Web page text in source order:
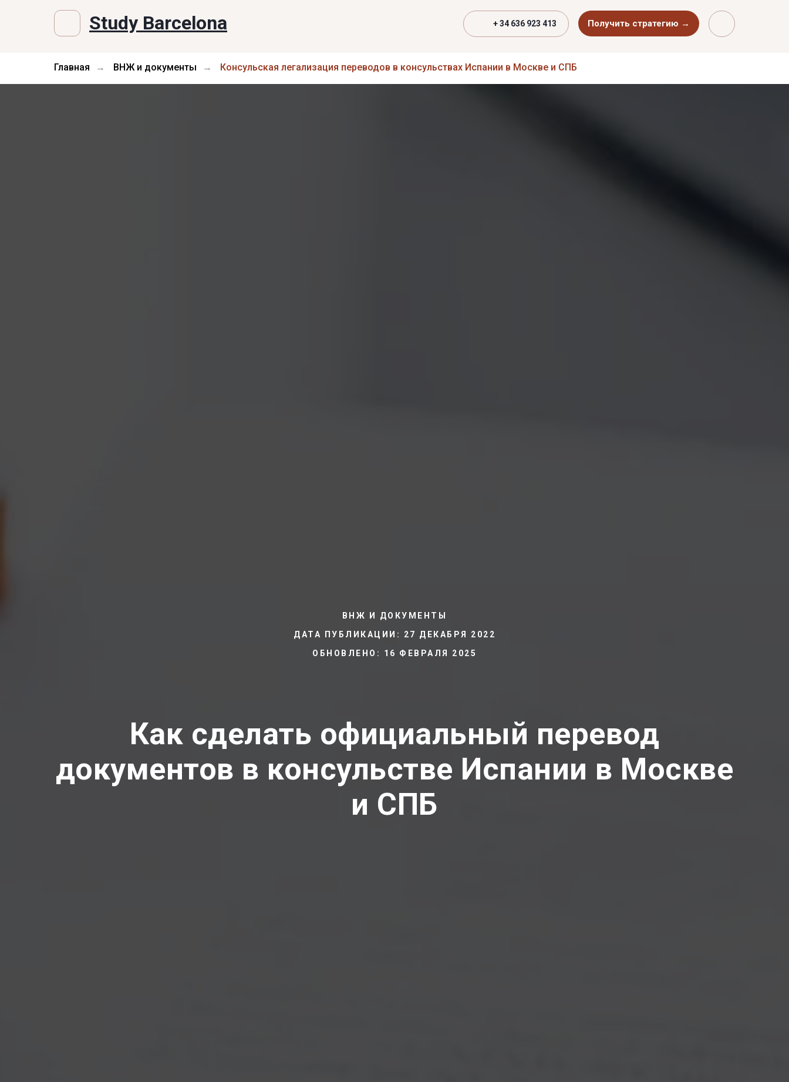
Study Barcelona Получить стратегию →
+ 34 636 923 413
Главная → ВНЖ и документы → Консульская легализация переводов в консульствах Испании в Москве и СПБ
ВНЖ И ДОКУМЕНТЫ
ДАТА ПУБЛИКАЦИИ: 27 ДЕКАБРЯ 2022
ОБНОВЛЕНО: 16 ФЕВРАЛЯ 2025
Как сделать официальный перевод
документов в консульстве Испании в Москве
и СПБ